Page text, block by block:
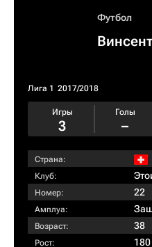
Футбол
Лига 1 2017/2018
Игры
3
Голы
–
Страна:
Клуб:
Номер: 22
Амплуа:
Возраст: 38
Рост: